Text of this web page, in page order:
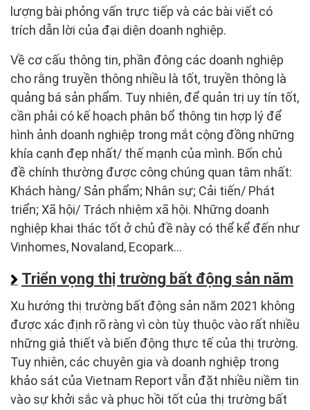
lượng bài phỏng vấn trực tiếp và các bài viết có
trích dẫn lời của đại diện doanh nghiệp.
Về cơ cấu thông tin, phần đông các doanh nghiệp
cho rằng truyền thông nhiều là tốt, truyền thông là
quảng bá sản phẩm. Tuy nhiên, để quản trị uy tín tốt,
cần phải có kế hoạch phân bổ thông tin hợp lý để
hình ảnh doanh nghiệp trong mắt cộng đồng những
khía cạnh đẹp nhất/ thế mạnh của mình. Bốn chủ
đề chính thường được công chúng quan tâm nhất:
Khách hàng/ Sản phẩm; Nhân sự; Cải tiến/ Phát
triển; Xã hội/ Trách nhiệm xã hội. Những doanh
nghiệp khai thác tốt ở chủ đề này có thể kể đến như
Vinhomes, Novaland, Ecopark…
Triển vọng thị trường bất động sản năm
Xu hướng thị trường bất động sản năm 2021 không
được xác định rõ ràng vì còn tùy thuộc vào rất nhiều
những giả thiết và biến động thực tế của thị trường.
Tuy nhiên, các chuyên gia và doanh nghiệp trong
khảo sát của Vietnam Report vẫn đặt nhiều niềm tin
vào sự khởi sắc và phục hồi tốt của thị trường bất